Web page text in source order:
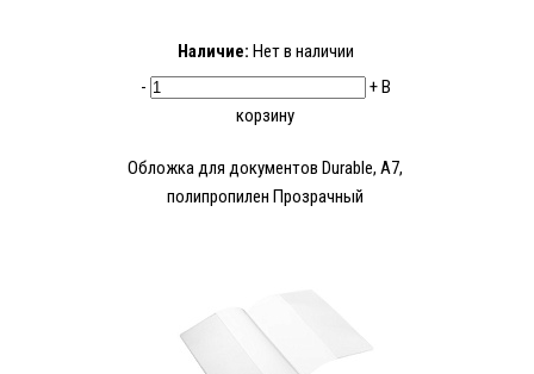
Наличие: Нет в наличии
-
+В
корзину
Обложка для документов Durable, A7,
полипропилен Прозрачный